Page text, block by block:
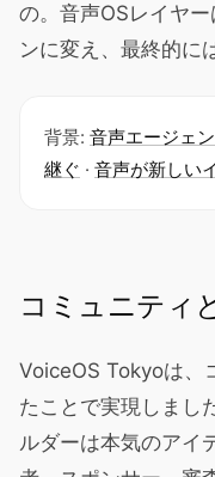
の。音声OSレイヤ
ンに変え、最終的に
背景: 音声エージェ
継ぐ · 音声が新しい
コミュニティ
VoiceOS Tokyoは、
たことで実現しまし
ルダーは本気のアイ